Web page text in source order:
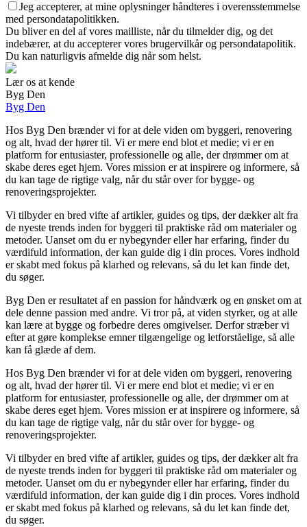
Jeg accepterer, at mine oplysninger håndteres i overensstemmelse
med persondatapolitikken.
Du bliver en del af vores mailliste, når du tilmelder dig, og det
indebærer, at du accepterer vores brugervilkår og persondatapolitik.
Du kan naturligvis afmelde dig når som helst.
Lær os at kende
Byg Den
Byg Den
Hos Byg Den brænder vi for at dele viden om byggeri, renovering
og alt, hvad der hører til. Vi er mere end blot et medie; vi er en
platform for entusiaster, professionelle og alle, der drømmer om at
skabe deres eget hjem. Vores mission er at inspirere og informere, så
du kan tage de rigtige valg, når du står over for bygge- og
renoveringsprojekter.
Vi tilbyder en bred vifte af artikler, guides og tips, der dækker alt fra
de nyeste trends inden for byggeri til praktiske råd om materialer og
metoder. Uanset om du er nybegynder eller har erfaring, finder du
værdifuld information, der kan guide dig i din proces. Vores indhold
er skabt med fokus på klarhed og relevans, så du let kan finde det,
du søger.
Byg Den er resultatet af en passion for håndværk og en ønsket om at
dele denne passion med andre. Vi tror på, at viden styrker, og at alle
kan lære at bygge og forbedre deres omgivelser. Derfor stræber vi
efter at gøre komplekse emner tilgængelige og letforståelige, så alle
kan få glæde af dem.
Hos Byg Den brænder vi for at dele viden om byggeri, renovering
og alt, hvad der hører til. Vi er mere end blot et medie; vi er en
platform for entusiaster, professionelle og alle, der drømmer om at
skabe deres eget hjem. Vores mission er at inspirere og informere, så
du kan tage de rigtige valg, når du står over for bygge- og
renoveringsprojekter.
Vi tilbyder en bred vifte af artikler, guides og tips, der dækker alt fra
de nyeste trends inden for byggeri til praktiske råd om materialer og
metoder. Uanset om du er nybegynder eller har erfaring, finder du
værdifuld information, der kan guide dig i din proces. Vores indhold
er skabt med fokus på klarhed og relevans, så du let kan finde det,
du søger.